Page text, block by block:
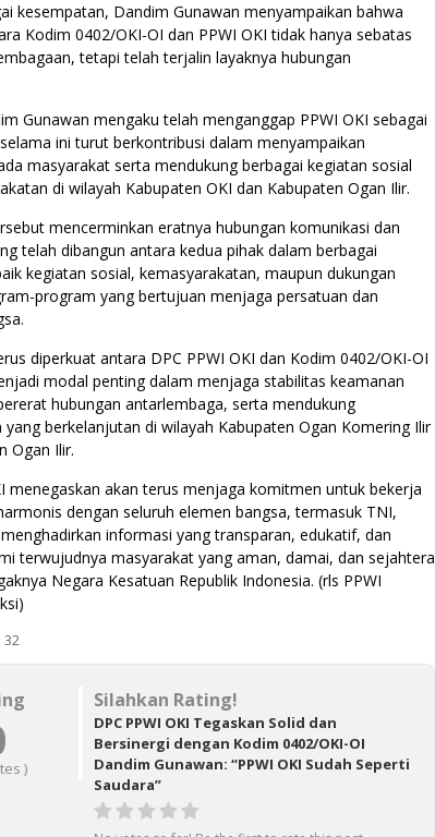
kesempatan, Dandim Gunawan menyampaikan bahwa
Kodim 0402/OKI-OI dan PPWI OKI tidak hanya sebatas
tetapi telah terjalin layaknya hubungan
Gunawan mengaku telah menganggap PPWI OKI sebagai
ini turut berkontribusi dalam menyampaikan
masyarakat serta mendukung berbagai kegiatan sosial
di wilayah Kabupaten OKI dan Kabupaten Ogan Ilir.
mencerminkan eratnya hubungan komunikasi dan
telah dibangun antara kedua pihak dalam berbagai
kegiatan sosial, kemasyarakatan, maupun dukungan
program yang bertujuan menjaga persatuan dan
diperkuat antara DPC PPWI OKI dan Kodim 0402/OKI-OI
modal penting dalam menjaga stabilitas keamanan
hubungan antarlembaga, serta mendukung
yang berkelanjutan di wilayah Kabupaten Ogan Komering Ilir
Ogan Ilir.
menegaskan akan terus menjaga komitmen untuk bekerja
dengan seluruh elemen bangsa, termasuk TNI,
informasi yang transparan, edukatif, dan
terwujudnya masyarakat yang aman, damai, dan sejahtera
Negara Kesatuan Republik Indonesia. (rls PPWI
32
)
Silahkan Rating!
DPC PPWI OKI Tegaskan Solid dan
Bersinergi dengan Kodim 0402/OKI-OI
Dandim Gunawan: “PPWI OKI Sudah Seperti
Saudara”